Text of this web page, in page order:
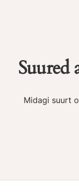
Suured
Midagi suurt